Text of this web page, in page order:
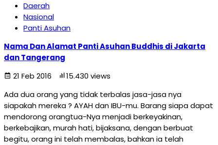
Daerah
Nasional
Panti Asuhan
Nama Dan Alamat Panti Asuhan Buddhis di Jakarta
dan Tangerang
21 Feb 2016
15.430 views
Ada dua orang yang tidak terbalas jasa-jasa nya
siapakah mereka ? AYAH dan IBU-mu. Barang siapa dapat
mendorong orangtua-Nya menjadi berkeyakinan,
berkebajikan, murah hati, bijaksana, dengan berbuat
begitu, orang ini telah membalas, bahkan ia telah